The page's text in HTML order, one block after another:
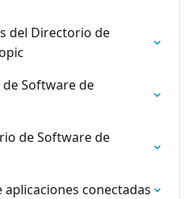
del Directorio de
Software de
de Software de
aplicaciones conectadas